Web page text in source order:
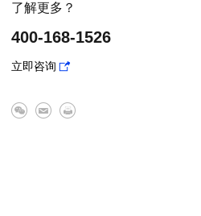
了解更多？
400-168-1526
立即咨询